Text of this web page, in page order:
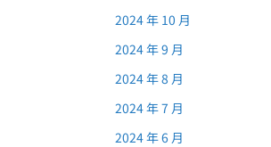
2024 年 10 月
2024 年 9 月
2024 年 8 月
2024 年 7 月
2024 年 6 月